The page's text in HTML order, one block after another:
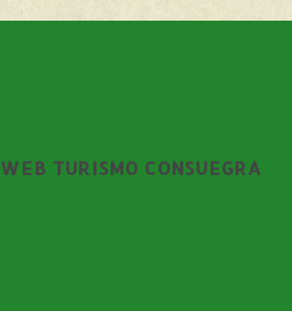
WEB TURISMO CONSUEGRA